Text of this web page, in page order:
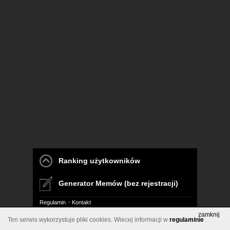
Ranking użytkowników
Generator Memów (bez rejestracji)
Regulamin Kontakt
Pelna wersja
zamknij
Ten serwis wykorzystuje pliki cookies. Wiecej informacji w regulaminie